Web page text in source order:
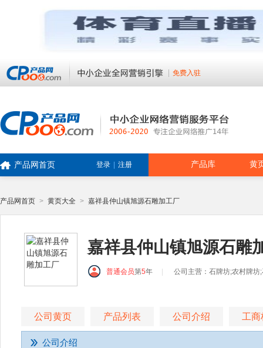
免费入驻
产品网首页 登录 注册 产品库 黄
产品网首页 > 黄页大全 > 嘉祥县仲山镇旭源石雕加工厂
嘉祥县仲山镇旭源石雕
普通会员第5年 公司主营：石牌坊;农村牌坊
公司黄页 产品列表 公司介绍 工商
公司介绍